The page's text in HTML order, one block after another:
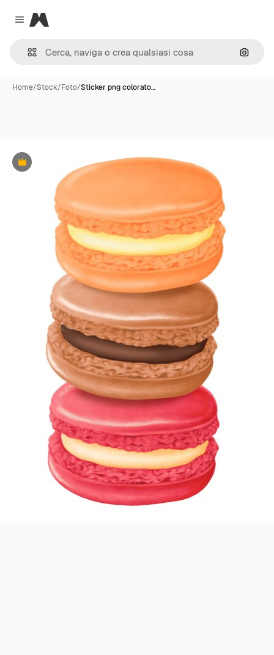
Close menu
Magnific
Cerca
Home/Stock/Foto/Sticker png colorato…
Premium